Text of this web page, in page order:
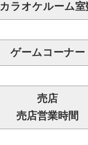
カラオケルーム室
ゲームコーナー
売店
売店営業時間